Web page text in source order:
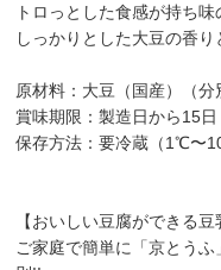
トロっとした食感が持ち味
しっかりとした大豆の香り
原材料：大豆（国産）（分
賞味期限：製造日から15日
保存方法：要冷蔵（1℃〜
【おいしい豆腐ができる豆
ご家庭で簡単に「京とう